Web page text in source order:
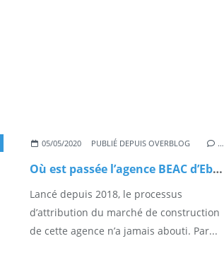
ABBAS TOLLI,,GOUVERNEUR,
05/05/2020 PUBLIÉ DEPUIS OVERBLOG …
Où est passée l’agence BEAC d’Ebolowa ?
Lancé depuis 2018, le processus
d’attribution du marché de construction
de cette agence n’a jamais abouti. Par...